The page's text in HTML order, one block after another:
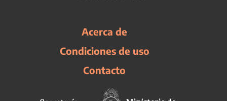
Acerca de
Condiciones de uso
Contacto